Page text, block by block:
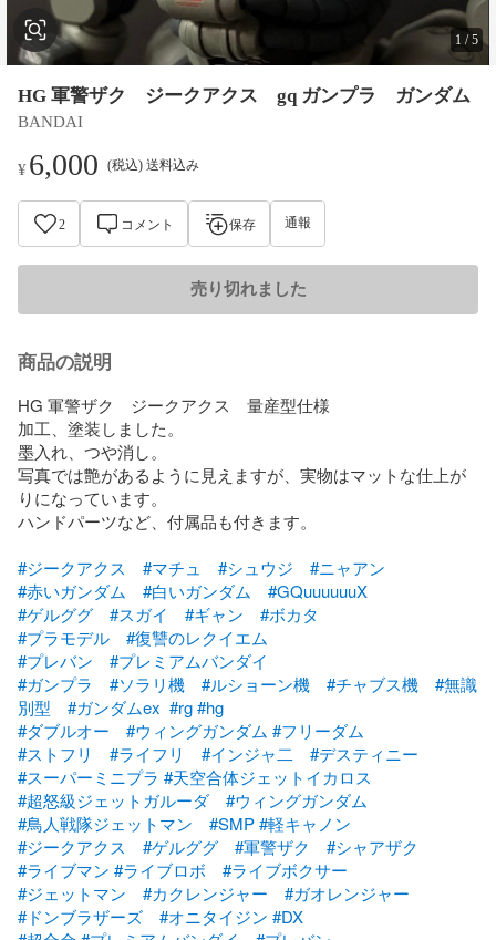
1 /5
HG 軍警ザク ジークアクス gq ガンプラ ガンダム
BANDAI
¥6,000 (税込) 送料込み
2 コメント 保存 通報
売り切れました
商品の説明
HG 軍警ザク　ジークアクス　量産型仕様
加工、塗装しました。
墨入れ、つや消し。
写真では艶があるように見えますが、実物はマットな仕上が
りになっています。
ハンドパーツなど、付属品も付きます。
#ジークアクス
#マチュ #シュウジ
#ニャアン
#赤いガンダム
#白いガンダム
#GQuuuuuuX
#ゲルググ
#スガイ #ギャン
#ボカタ
#プラモデル
#復讐のレクイエム
#プレバン
#プレミアムバンダイ
#ガンプラ
#ソラリ機 #ルショーン機 #チャブス機
#無識
別型
#ガンダムex #rg#hg
#ダブルオー
#ウィングガンダム #フリーダム
#ストフリ
#ライフリ #インジャ二
#デスティニー
#スーパーミニプラ #天空合体ジェットイカロス
#超怒級ジェットガルーダ
#ウィングガンダム
#鳥人戦隊ジェットマン
#SMP#軽キャノン
#ジークアクス
#ゲルググ #軍警ザク
#シャアザク
#ライブマン #ライブロボ
#ライブボクサー
#ジェットマン
#カクレンジャー
#ガオレンジャー
#ドンブラザーズ
#オニタイジン #DX